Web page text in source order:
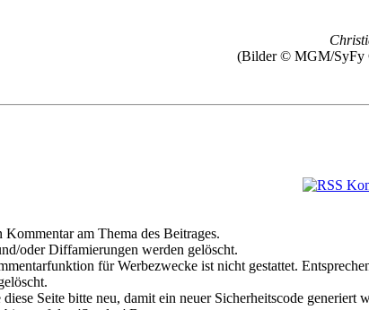
(Bilder © MGM/SyFy
am Thema des Beitrages.
oder Diffamierungen werden gelöscht.
für Werbezwecke ist nicht gestattet.
Seite bitte neu, damit ein neuer Sicherheitscode generiert